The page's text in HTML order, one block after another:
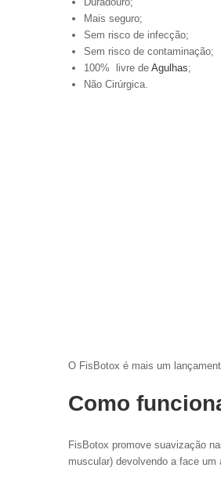
Mais seguro;
Sem risco de infecção;
Sem risco de contaminação;
100% livre de Agulhas;
Não Cirúrgica.
O FisBotox é mais um
Como
FisBotox promove suavização
muscular) devolvendo a face